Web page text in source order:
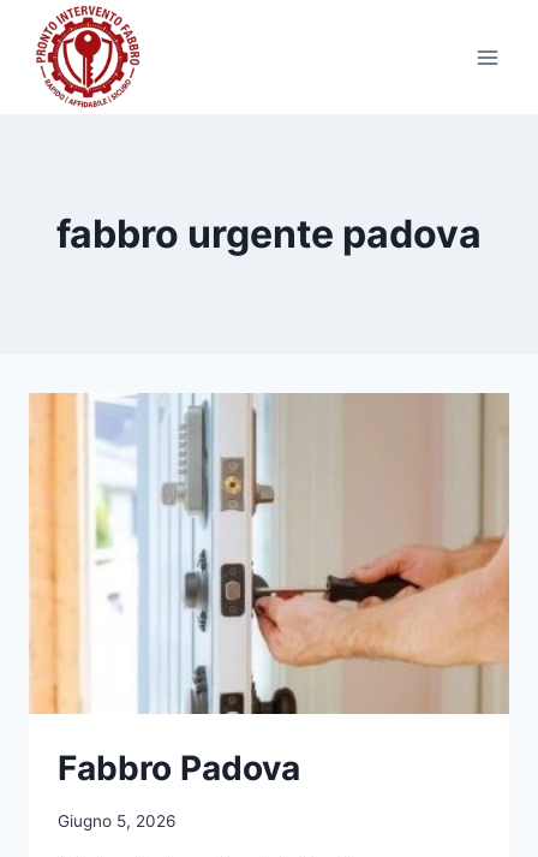
contenuto
fabbro urgente padova
Fabbro Padova
Giugno 5, 2026